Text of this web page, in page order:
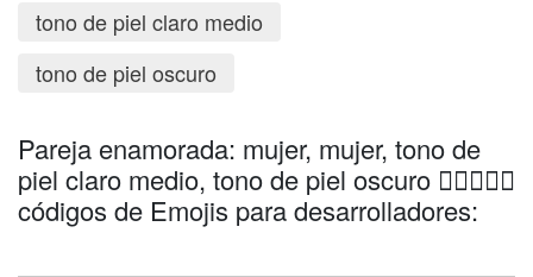
tono de piel claro medio
tono de piel oscuro
Pareja enamorada: mujer, mujer, tono de
piel claro medio, tono de piel oscuro 👩🏼‍❤️‍👩🏿
códigos de Emojis para desarrolladores: